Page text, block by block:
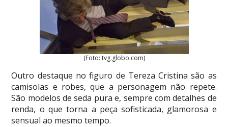
(Foto: tvg.globo.com)
Outro destaque no figuro de Tereza Cristina são as
camisolas e robes, que a personagem não repete.
São modelos de seda pura e, sempre com detalhes de
renda, o que torna a peça sofisticada, glamorosa e
sensual ao mesmo tempo.